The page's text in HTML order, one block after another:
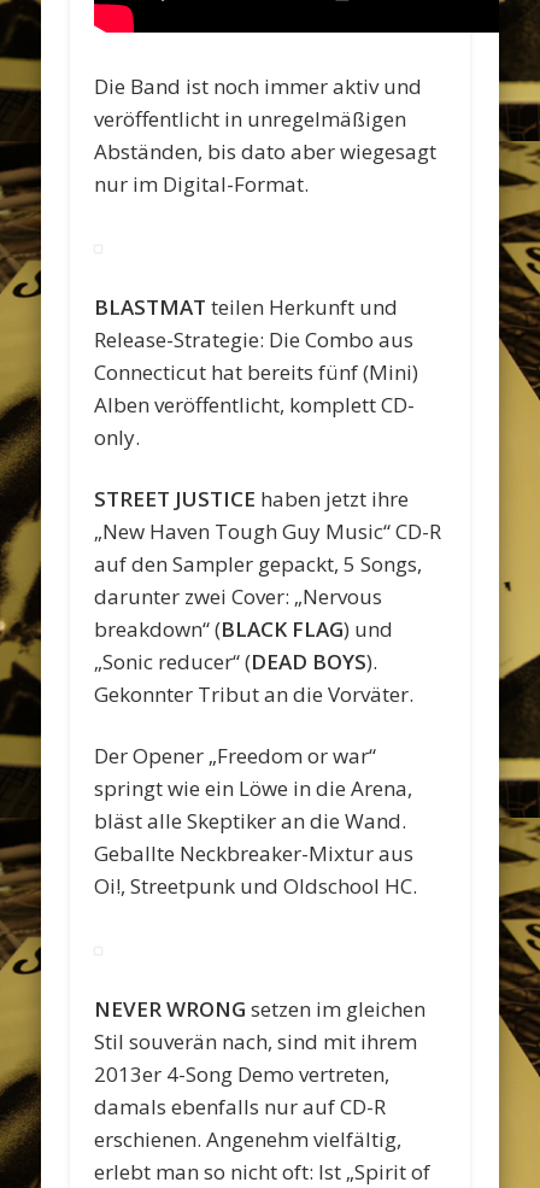
Die Band ist noch immer aktiv und
veröffentlicht in unregelmäßigen
Abständen, bis dato aber wiegesagt
nur im Digital-Format.
BLASTMAT teilen Herkunft und
Release-Strategie: Die Combo aus
Connecticut hat bereits fünf (Mini)
Alben veröffentlicht, komplett CD-
only.
STREET JUSTICE haben jetzt ihre
„New Haven Tough Guy Music“ CD-R
auf den Sampler gepackt, 5 Songs,
darunter zwei Cover: „Nervous
breakdown“ (BLACK FLAG) und
„Sonic reducer“ (DEAD BOYS).
Gekonnter Tribut an die Vorväter.
Der Opener „Freedom or war“
springt wie ein Löwe in die Arena,
bläst alle Skeptiker an die Wand.
Geballte Neckbreaker-Mixtur aus
Oi!, Streetpunk und Oldschool HC.
NEVER WRONG setzen im gleichen
Stil souverän nach, sind mit ihrem
2013er 4-Song Demo vertreten,
damals ebenfalls nur auf CD-R
erschienen. Angenehm vielfältig,
erlebt man so nicht oft: Ist „Spirit of